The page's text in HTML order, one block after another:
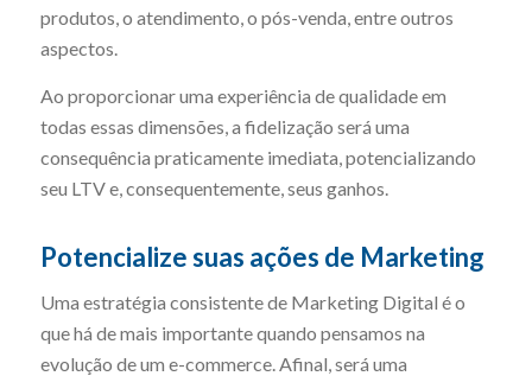
produtos, o atendimento, o pós-venda, entre outros
aspectos.
Ao proporcionar uma experiência de qualidade em
todas essas dimensões, a fidelização será uma
consequência praticamente imediata, potencializando
seu LTV e, consequentemente, seus ganhos.
Potencialize suas ações de Marketing
Uma estratégia consistente de Marketing Digital é o
que há de mais importante quando pensamos na
evolução de um e-commerce. Afinal, será uma